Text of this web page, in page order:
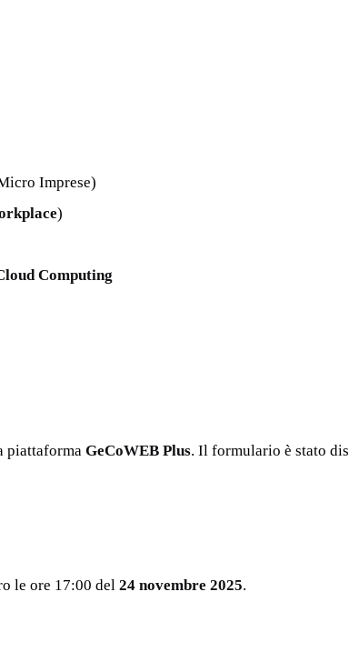
Imprese)
)
Computing
piattaforma GeCoWEB Plus. Il formulario è stato
le ore 17:00 del 24 novembre 2025.